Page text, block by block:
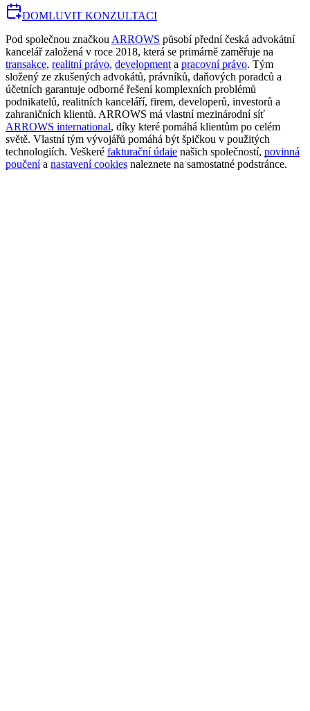
DOMLUVIT KONZULTACI
Pod společnou značkou ARROWS působí přední česká advokátní
kancelář založená v roce 2018, která se primárně zaměřuje na
transakce, realitní právo, development a pracovní právo. Tým
složený ze zkušených advokátů, právníků, daňových poradců a
účetních garantuje odborné řešení komplexních problémů
podnikatelů, realitních kanceláří, firem, developerů, investorů a
zahraničních klientů. ARROWS má vlastní mezinárodní síť
ARROWS international, díky které pomáhá klientům po celém
světě. Vlastní tým vývojářů pomáhá být špičkou v použitých
technologiích. Veškeré fakturační údaje našich společností, povinná
poučenía nastavení cookies naleznete na samostatné podstránce.